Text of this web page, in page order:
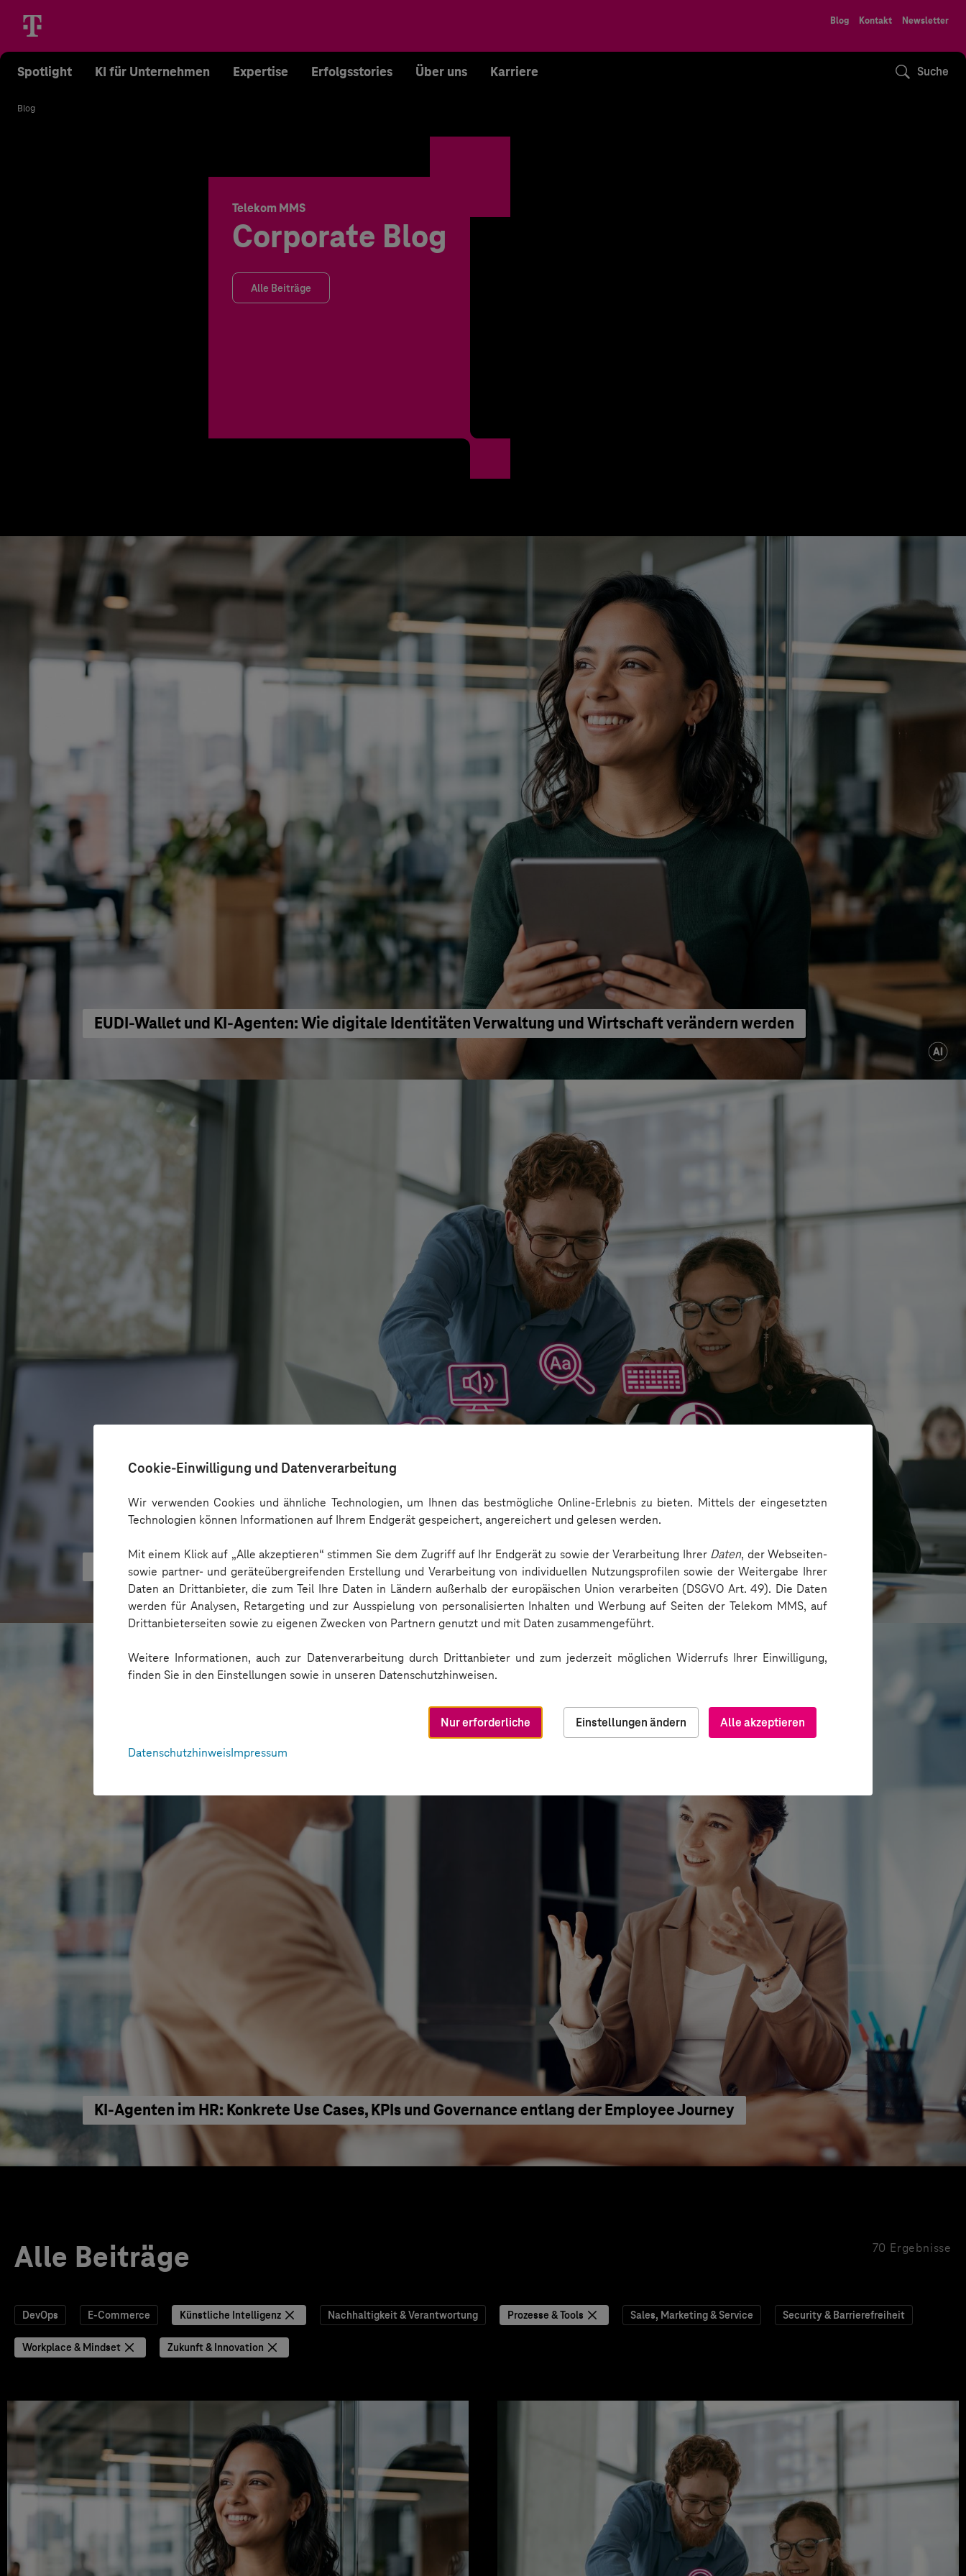
Cookie-Einwilligung und Datenverarbeitung
Wir verwenden Cookies und ähnliche Technologien, um Ihnen das bestmögliche Online-Erlebnis zu bieten. Mittels der eingesetzten
Technologien können Informationen auf Ihrem Endgerät gespeichert, angereichert und gelesen werden.
Mit einem Klick auf „Alle akzeptieren“ stimmen Sie dem Zugriff auf Ihr Endgerät zu sowie der Verarbeitung Ihrer Daten, der Webseiten-
sowie partner- und geräteübergreifenden Erstellung und Verarbeitung von individuellen Nutzungsprofilen sowie der Weitergabe Ihrer
Daten an Drittanbieter, die zum Teil Ihre Daten in Ländern außerhalb der europäischen Union verarbeiten (DSGVO Art. 49). Die Daten
werden für Analysen, Retargeting und zur Ausspielung von personalisierten Inhalten und Werbung auf Seiten der Telekom MMS, auf
Drittanbieterseiten sowie zu eigenen Zwecken von Partnern genutzt und mit Daten zusammengeführt.
Weitere Informationen, auch zur Datenverarbeitung durch Drittanbieter und zum jederzeit möglichen Widerrufs Ihrer Einwilligung,
finden Sie in den Einstellungen sowie in unseren Datenschutzhinweisen.
Alle akzeptieren
Nur erforderliche
Einstellungen ändern
DatenschutzhinweisImpressum
Blog Kontakt Newsletter
Spotlight KI für Unternehmen Expertise Erfolgsstories Über uns Karriere Suche
Blog
Telekom MMS
Corporate Blog
Alle Beiträge
EUDI-Wallet und KI-Agenten: Wie digitale Identitäten Verwaltung und Wirtschaft verändern werden
KI kann Barrieren überbrücken - aber nicht Barrierefreiheit ersetzen
KI‑Agenten im HR: Konkrete Use Cases, KPIs und Governance entlang der Employee Journey
Alle Beiträge 70 Ergebnisse
DevOps E-Commerce Künstliche Intelligenz Nachhaltigkeit & Verantwortung Prozesse & Tools Sales, Marketing & Service Security & Barrierefreiheit
Workplace & Mindset Zukunft & Innovation